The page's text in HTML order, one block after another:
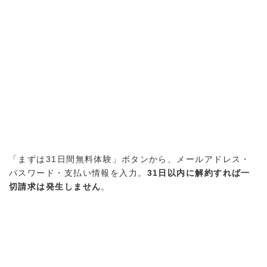
「まずは31日間無料体験」ボタンから、メールアドレス・
パスワード・支払い情報を入力。 31日以内に解約すれば一
切請求は発生しません。